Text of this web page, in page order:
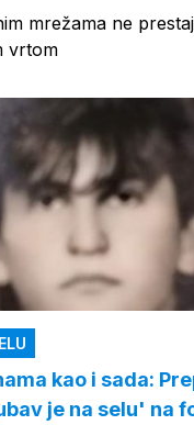
mrežama ne
vrtom
kao i sada:
je na selu' na